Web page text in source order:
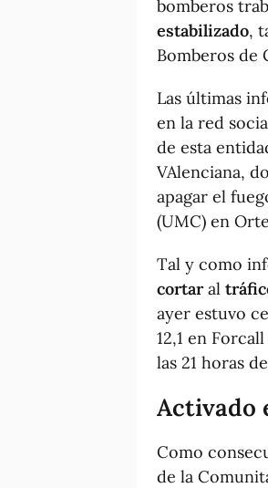
bomberos
estabilizado,
Bomberos de
Las últimas
en la red
de esta
VAlenciana,
apagar el
(UMC) en
Tal y como
cortaral
ayer estuvo
12,1 en
las 21 horas
Activado
Como
de la